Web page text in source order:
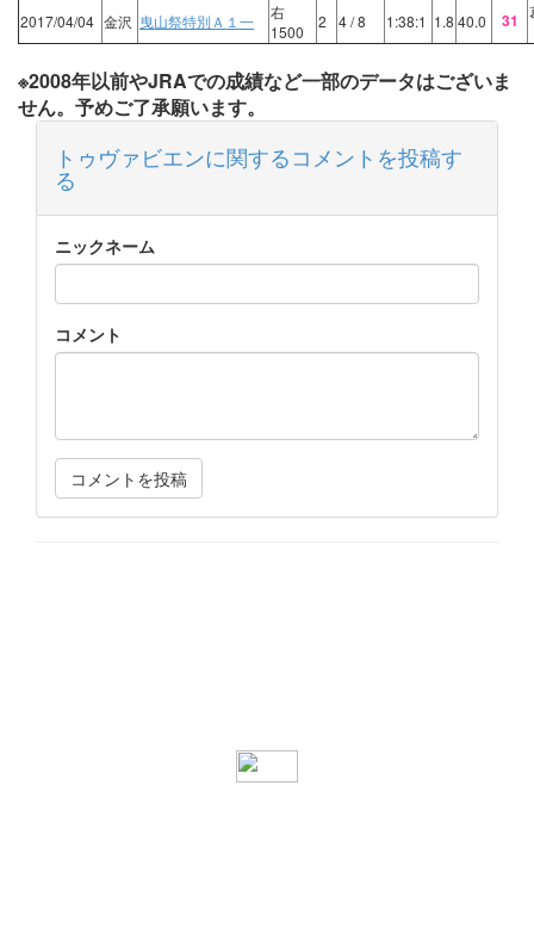
2017/04/04 金沢 曳山祭特別Ａ１一
右
1500
2 4/ 8 1:38:1 1.8 40.0 31
※2008年以前やJRAでの成績など一部のデータはございま
せん。予めご了承願います。
トゥヴァビエンに関するコメントを投稿す
る
ニックネーム
コメント